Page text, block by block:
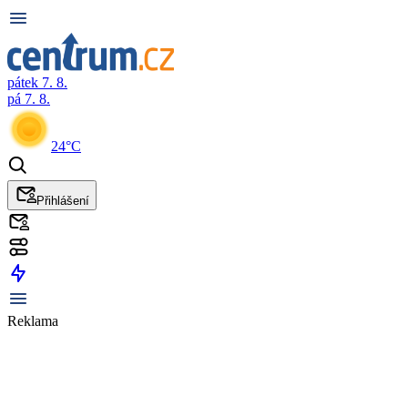
pátek 7. 8.
pá 7. 8.
24°C
Přihlášení
Reklama